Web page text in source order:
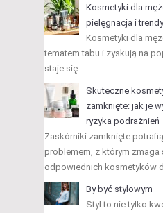
Kosmetyki dla
pielęgnacja i
Kosmetyki dla
tematem tabu i zyskują na
staje się …
Skuteczne
zamknięte: jak je
ryzyka podrażnień
Zaskórniki zamknięte
problemem, z którym zmaga
odpowiednich kosmetyków
By być stylowym
Styl to nie tylko